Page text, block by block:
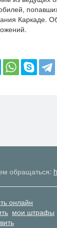
Каркаде.
обращаться:
онлайн
мои штрафы